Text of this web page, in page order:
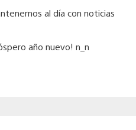
al día con noticias
año nuevo! n_n